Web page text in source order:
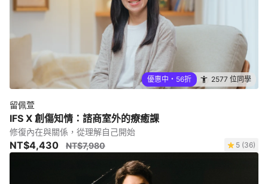
優惠中・56折 2577 位同學
留佩萱
IFS X 創傷知情：諮商室外的療癒課
修復內在與關係，從理解自己開始
NT$4,430 NT$7,980 5 (36)